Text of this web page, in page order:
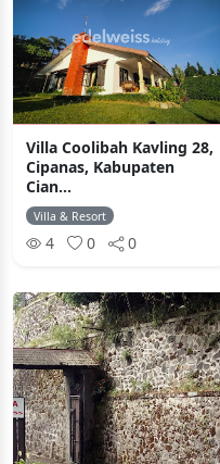
Villa Coolibah Kavling 28,
Cipanas, Kabupaten
Cian...
Villa & Resort
4 0 0